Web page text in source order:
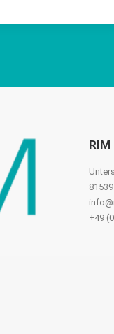
+49